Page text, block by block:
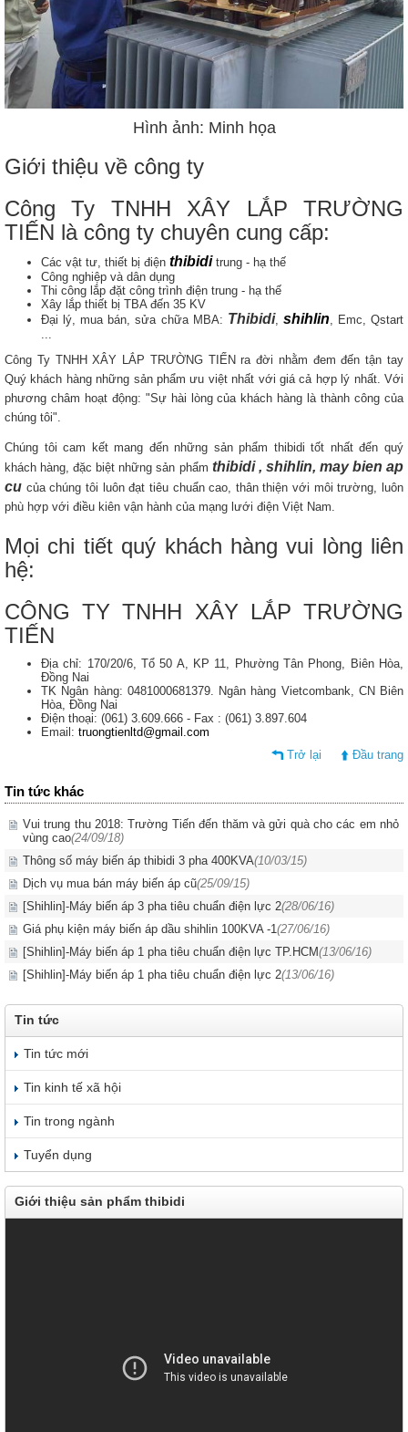
Hình ảnh: Minh họa
Giới thiệu về công ty
Công Ty TNHH XÂY LẮP TRƯỜNG
TIẾN là công ty chuyên cung cấp:
Các vật tư, thiết bị điện thibiditrung - hạ thế
Công nghiệp và dân dụng
Thi công lắp đặt công trình điện trung - hạ thế
Xây lắp thiết bị TBA đến 35 KV
Đại lý, mua bán, sửa chữa MBA: Thibidi, shihlin , Emc, Qstart
Công Ty TNHH XÂY LẮP TRƯỜNG TIẾN ra đời nhằm đem đến tận tay
Quý khách hàng những sản phẩm ưu việt nhất với giá cả hợp lý nhất. Với
phương châm hoạt động: "Sự hài lòng của khách hàng là thành công của
chúng tôi".
Chúng tôi cam kết mang đến những sản phẩm thibidi tốt nhất đến quý
khách hàng, đặc biệt những sản phẩm thibidi , shihlin, may bien ap
cu của chúng tôi luôn đạt tiêu chuẩn cao, thân thiện với môi trường, luôn
phù hợp với điều kiên vận hành của mạng lưới điện Việt Nam.
Mọi chi tiết quý khách hàng vui lòng liên
hệ:
CÔNG TY TNHH XÂY LẮP TRƯỜNG
TIẾN
Địa chỉ: 170/20/6, Tổ 50 A, KP 11, Phường Tân Phong, Biên Hòa,
Đồng Nai
TK Ngân hàng: 0481000681379. Ngân hàng Vietcombank, CN Biên
Hòa, Đồng Nai
Điện thoại: (061) 3.609.666 - Fax : (061) 3.897.604
Email: truongtienltd@gmail.com
Trở lại
Đầu trang
Tin tức khác
Vui trung thu 2018: Trường Tiến đến thăm và gửi quà cho các em nhỏ
vùng cao(24/09/18)
Thông số máy biến áp thibidi 3 pha 400KVA(10/03/15)
Dịch vụ mua bán máy biến áp cũ(25/09/15)
[Shihlin]-Máy biến áp 3 pha tiêu chuẩn điện lực 2(28/06/16)
Giá phụ kiện máy biến áp dầu shihlin 100KVA -1(27/06/16)
[Shihlin]-Máy biến áp 1 pha tiêu chuẩn điện lực TP.HCM(13/06/16)
[Shihlin]-Máy biến áp 1 pha tiêu chuẩn điện lực 2(13/06/16)
Tin tức
Tin tức mới
Tin kinh tế xã hội
Tin trong ngành
Tuyển dụng
Giới thiệu sản phẩm thibidi